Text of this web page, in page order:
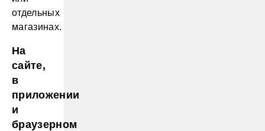
отдельных
магазинах.
На
сайте,
в
приложении
и
браузерном